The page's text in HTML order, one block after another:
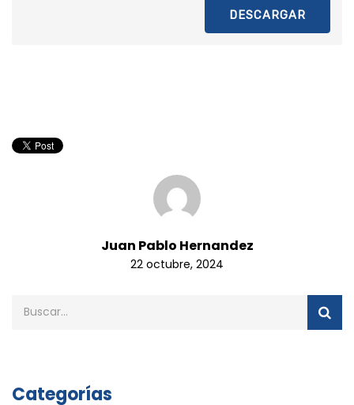
DESCARGAR
Juan Pablo Hernandez
22 octubre, 2024
Categorías